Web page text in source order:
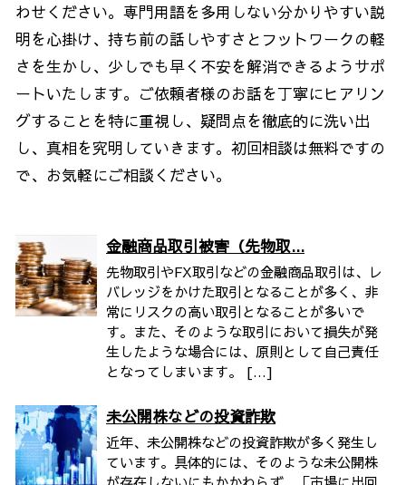
わせください。専門用語を多用しない分かりやすい説
明を心掛け、持ち前の話しやすさとフットワークの軽
さを生かし、少しでも早く不安を解消できるようサポ
ートいたします。ご依頼者様のお話を丁寧にヒアリン
グすることを特に重視し、疑問点を徹底的に洗い出
し、真相を究明していきます。初回相談は無料ですの
で、お気軽にご相談ください。
金融商品取引被害（先物取...
先物取引やFX取引などの金融商品取引は、レ
バレッジをかけた取引となることが多く、非
常にリスクの高い取引となることが多いで
す。また、そのような取引において損失が発
生したような場合には、原則として自己責任
となってしまいます。 […]
未公開株などの投資詐欺
近年、未公開株などの投資詐欺が多く発生し
ています。具体的には、そのような未公開株